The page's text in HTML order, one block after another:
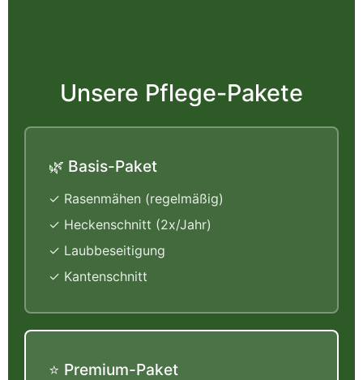
Unsere Pflege-Pakete
🌿 Basis-Paket
✓ Rasenmähen (regelmäßig)
✓ Heckenschnitt (2x/Jahr)
✓ Laubbeseitigung
✓ Kantenschnitt
⭐ Premium-Paket